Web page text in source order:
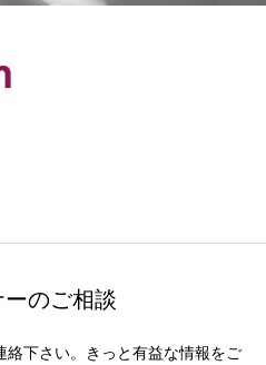
のご相談
絡下さい。きっと有益な情報をご